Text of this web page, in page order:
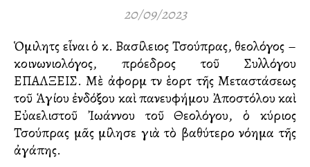
20/09/2023
Ὁμιλητὴς εἶναι ὁ κ. Βασίλειος Τσούπρας, θεολόγος –
κοινωνιολόγος, πρόεδρος τοῦ Συλλόγου
ΕΠΑΛΞΕΙΣ. Μὲ ἀφορμὴ τὴν ἑορτὴ τῆς Μεταστάσεως
τοῦ Ἁγίου ἐνδόξου καὶ πανευφήμου Ἀποστόλου καὶ
Εὐαγγελιστοῦ Ἰωάννου τοῦ Θεολόγου, ὁ κύριος
Τσούπρας μᾶς μίλησε γιὰ τὸ βαθύτερο νόημα τῆς
ἀγάπης.